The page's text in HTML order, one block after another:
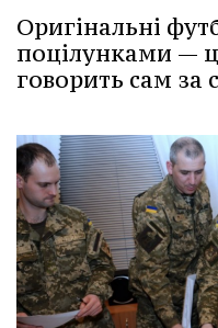
Оригінальні
поцілунками —
говорить сам за